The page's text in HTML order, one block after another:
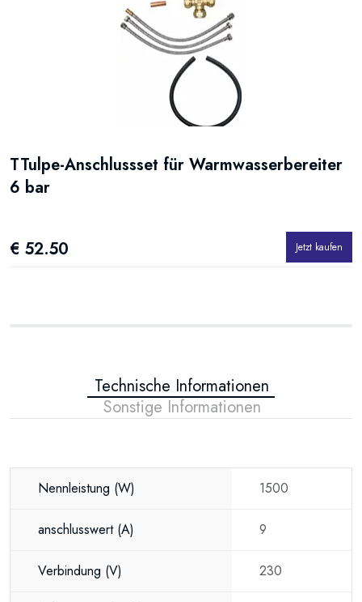
TTulpe-Anschlussset für Warmwasserbereiter
6 bar
€ 52.50 Jetzt kaufen
Technische Informationen
Sonstige Informationen
Nennleistung (W) 1500
anschlusswert (A) 9
Verbindung (V) 230